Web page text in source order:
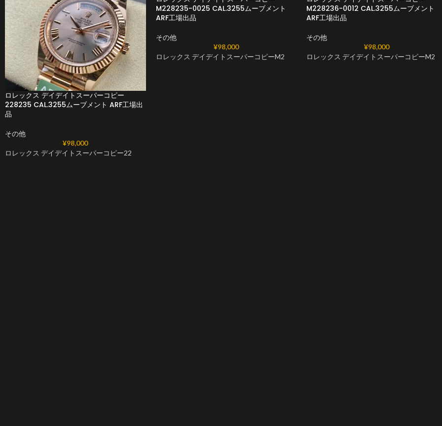
ロレックス デイデイトスーパーコピー
228235 CAL.3255ムーブメント ARF工場出
品
その他
¥98,000
ロレックス デイデイトスーパーコピー22
M228235-0025 CAL.3255ムーブメント
ARF工場出品
その他
¥98,000
ロレックス デイデイトスーパーコピーM2
M228236-0012 CAL.3255ムーブメント
ARF工場出品
その他
¥98,000
ロレックス デイデイトスーパーコピーM2